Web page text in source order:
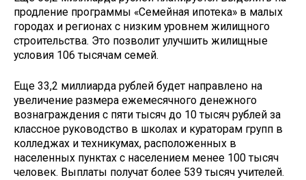
продление программы «Семейная ипотека» в малых
городах и регионах с низким уровнем жилищного
строительства. Это позволит улучшить жилищные
условия 106 тысячам семей.
Еще 33,2 миллиарда рублей будет направлено на
увеличение размера ежемесячного денежного
вознаграждения с пяти тысяч до 10 тысяч рублей за
классное руководство в школах и кураторам групп в
колледжах и техникумах, расположенных в
населенных пунктах с населением менее 100 тысяч
человек. Выплаты получат более 539 тысяч учителей.